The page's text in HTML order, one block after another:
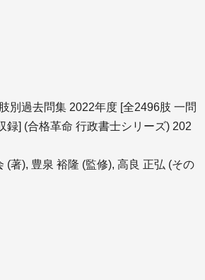
別過去問集 2022年度 [全2496肢 一問
録] (合格革命 行政書士シリーズ) 202
(著), 豊泉 裕隆 (監修), 高良 正弘 (その